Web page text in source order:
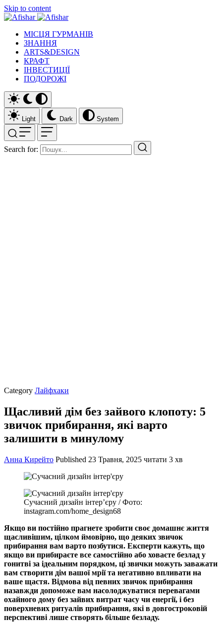
Skip to content
МІСЦЯ ГУРМАНІВ
ЗНАННЯ
ARTS&DESIGN
КРАФТ
ІНВЕСТИЦІЇ
ПОДОРОЖІ
Light Dark System
Search for:
Category Лайфхаки
Щасливий дім без зайвого клопоту: 5
звичок прибирання, які варто
залишити в минулому
Анна Кирейто Published 23 Травня, 2025 читати 3 хв
Сучасний дизайн інтер’єру / Фото:
instagram.com/home_design68
Якщо ви постійно прагнете зробити своє домашнє життя
щасливішим, цілком ймовірно, що деяких звичок
прибирання вам варто позбутися. Експерти кажуть, що
якщо ви прибираєте все самостійно або ховаєте безлад у
гонитві за ідеальним порядком, ці звички можуть заважати
вам створити дім вашої мрії та негативно впливати на
ваше щастя. Відмова від певних звичок прибирання
назавжди допоможе вам насолоджуватися перевагами
охайного дому без зайвих витрат часу чи енергії, і без
поверхневих ритуалів прибирання, які в довгостроковій
перспективі лише створять більше безладу.